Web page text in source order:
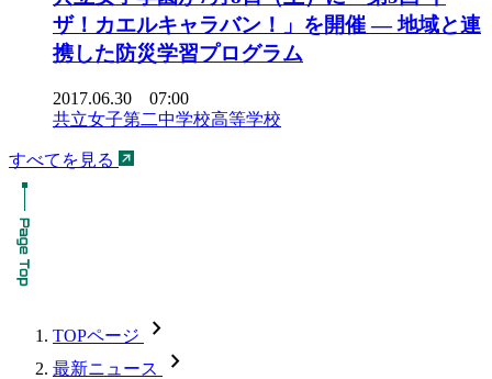
ザ！カエルキャラバン！」を開催 — 地域と連
携した防災学習プログラム
2017.06.30 07:00
共立女子第二中学校高等学校
すべてを見る
TOPページ chevron_forward
最新ニュース chevron_forward